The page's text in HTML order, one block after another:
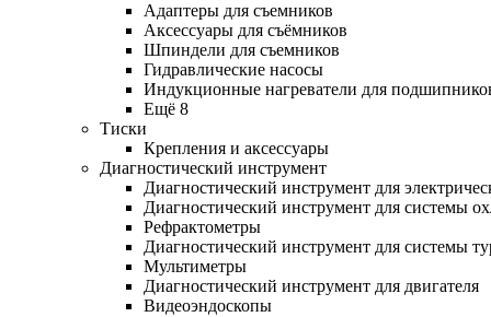
Адаптеры для съемников
Аксессуары для съёмников
Шпиндели для съемников
Гидравлические насосы
Индукционные нагреватели для
Ещё 8
Тиски
Крепления и аксессуары
Диагностический инструмент
Диагностический инструмент для
Диагностический инструмент для системы
Рефрактометры
Диагностический инструмент для системы
Мультиметры
Диагностический инструмент для двигателя
Видеоэндоскопы